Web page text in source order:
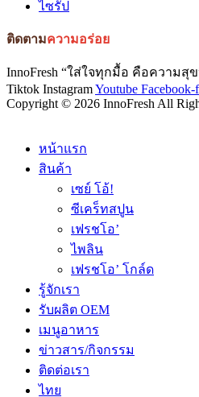
ไซรัป
ติดตามความอร่อย
InnoFresh “ใส่ใจทุกมื้อ คือความสุข
Tiktok InstagramYoutube Facebook-f
Copyright © 2026 InnoFresh All
หน้าแรก
สินค้า
เซย์ โอ้!
ซีเคร็ทสปูน
เฟรชโอ’
ไพลิน
เฟรชโอ’ โกล์ด
รู้จักเรา
รับผลิต OEM
เมนูอาหาร
ข่าวสาร/กิจกรรม
ติดต่อเรา
ไทย